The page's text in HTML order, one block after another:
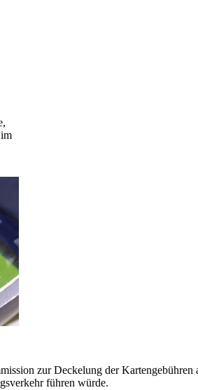
zur Deckelung der
führen würde.